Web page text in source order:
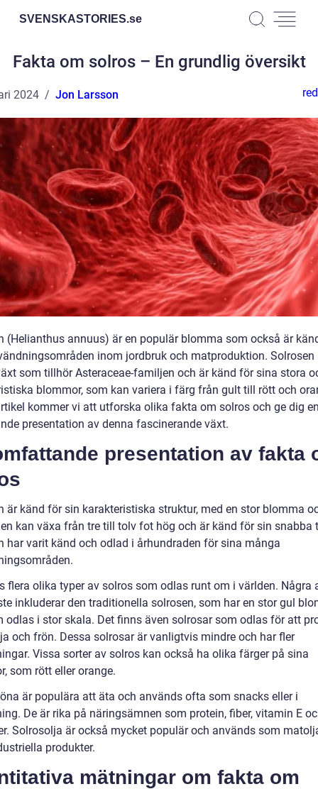
SVENSKASTORIES.se
Fakta om solros – En grundlig översikt
2024 Jon Larsson
(Helianthus annuus) är en populär blomma som också är
inom jordbruk och matproduktion. Solrosen
som tillhör Asteraceae-familjen och är känd för sina stora
blommor, som kan variera i färg från gult till rött och
kommer vi att utforska olika fakta om solros och ge dig
presentation av denna fascinerande växt.
presentation av fakta
är känd för sin karakteristiska struktur, med en stor blomma
kan växa från tre till tolv fot hög och är känd för sin snabba
har varit känd och odlad i århundraden för sina många
flera olika typer av solros som odlas runt om i världen. Några
inkluderar den traditionella solrosen, som har en stor gul
odlas i stor skala. Det finns även solrosar som odlas för att
och frön. Dessa solrosar är vanligtvis mindre och har fler
Vissa sorter av solros kan också ha olika färger på sina
som rött eller orange.
är populära att äta och används ofta som snacks eller i
De är rika på näringsämnen som protein, fiber, vitamin E
Solrosolja är också mycket populär och används som
produkter.
mätningar om fakta om